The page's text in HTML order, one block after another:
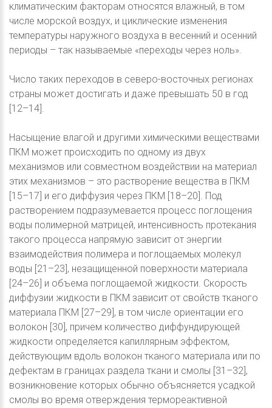
климатическим факторам относятся влажный, в том
числе морской воздух, и циклические изменения
температуры наружного воздуха в весенний и осенний
периоды – так называемые «переходы через ноль».
Число таких переходов в северо-восточных регионах
страны может достигать и даже превышать 50 в год
[12–14].
Насыщение влагой и другими химическими веществами
ПКМ может происходить по одному из двух
механизмов или совместном воздействии на материал
этих механизмов – это растворение вещества в ПКМ
[15–17] и его диффузия через ПКМ [18–20]. Под
растворением подразумевается процесс поглощения
воды полимерной матрицей, интенсивность протекания
такого процесса напрямую зависит от энергии
взаимодействия полимера и поглощаемых молекул
воды [21–23], незащищенной поверхности материала
[24–26] и объема поглощаемой жидкости. Скорость
диффузии жидкости в ПКМ зависит от свойств тканого
материала ПКМ [27–29], в том числе ориентации его
волокон [30], причем количество диффундирующей
жидкости определяется капиллярным эффектом,
действующим вдоль волокон тканого материала или по
дефектам в границах раздела ткани и смолы [31–32],
возникновение которых обычно объясняется усадкой
смолы во время отверждения термореактивной